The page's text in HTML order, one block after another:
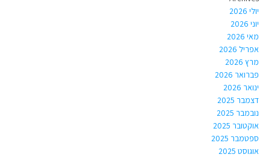
יולי 2026
יוני 2026
מאי 2026
אפריל 2026
מרץ 2026
פברואר 2026
ינואר 2026
דצמבר 2025
נובמבר 2025
אוקטובר 2025
ספטמבר 2025
אוגוסט 2025